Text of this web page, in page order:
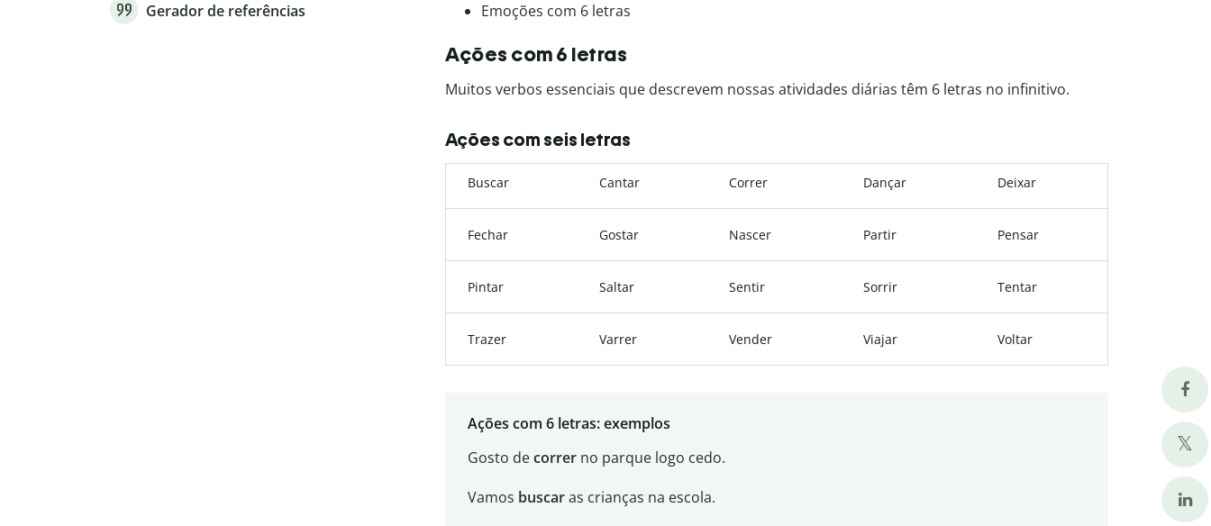
Emoções com 6 letras
Ações com 6 letras
Muitos verbos essenciais que descrevem nossas atividades diárias têm 6 letras no infinitivo.
Ações com seis letras
Buscar Cantar Correr Dançar Deixar
Fechar Gostar Nascer Partir Pensar
Pintar Saltar Sentir Sorrir Tentar
Trazer Varrer Vender Viajar Voltar
Ações com 6 letras: exemplos
Gosto decorrerno parque logo cedo.
Vamos buscaras crianças na escola.
Gerador de referências